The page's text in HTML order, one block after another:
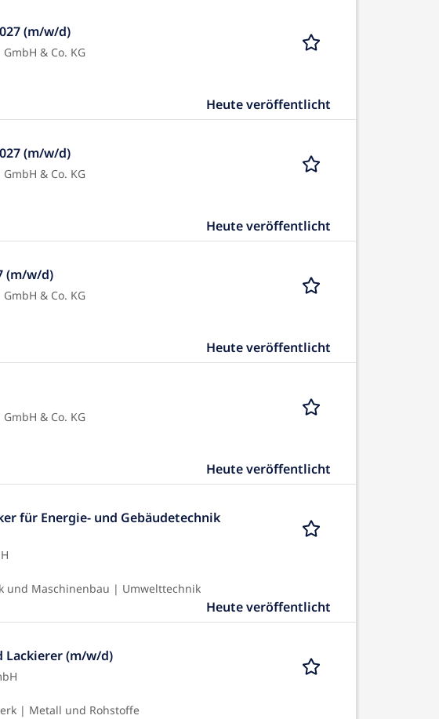
(m/w/d)
& Co. KG
Heute veröffentlicht
(m/w/d)
& Co. KG
Heute veröffentlicht
(m/w/d)
& Co. KG
Heute veröffentlicht
& Co. KG
Heute veröffentlicht
für Energie- und Gebäudetechnik
und Maschinenbau | Umwelttechnik
Heute veröffentlicht
Lackierer (m/w/d)
| Metall und Rohstoffe